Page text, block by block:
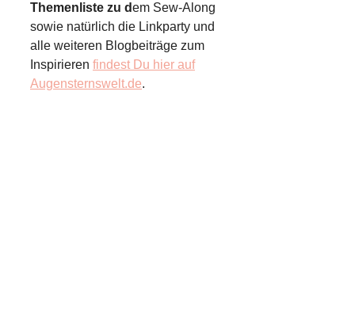
Themenliste zu dem Sew-Along
sowie natürlich die Linkparty und
alle weiteren Blogbeiträge zum
Inspirieren findest Du hier auf
Augensternswelt.de.